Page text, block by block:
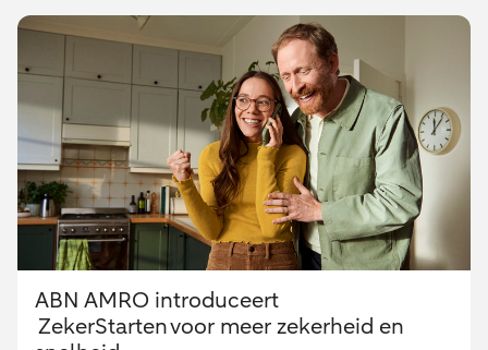
ABN AMRO introduceert
ZekerStarten voor meer zekerheid en